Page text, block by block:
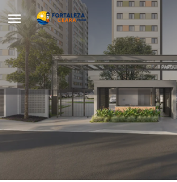
Parque Marista
Apartamentos no Centro de Fortaleza
R$5.000,01 a R$9.600,00 (Faixa 3)